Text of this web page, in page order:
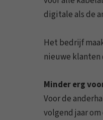
digitale als de
Het bedrijf
nieuwe klanten
Minder erg
Voor de
volgend jaar